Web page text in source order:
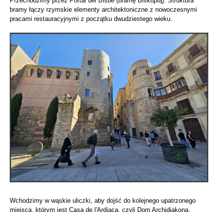
bramy łączy rzymskie elementy architektoniczne z nowoczesnymi
pracami restauracyjnymi z początku dwudziestego wieku.
Wchodzimy w wąskie uliczki, aby dojść do kolejnego upatrzonego
miejsca, którym jest Casa de l'Ardiaca, czyli Dom Archidiakona.